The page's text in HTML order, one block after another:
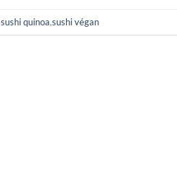
sushi quinoa,sushi végan